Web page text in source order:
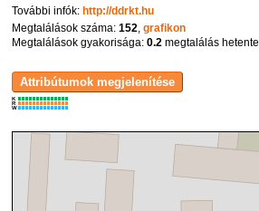
További infók:http://ddrkt.hu
Megtalálások száma:152,grafikon
Megtalálások gyakorisága:0.2 megtalálás hetente
K
R
W